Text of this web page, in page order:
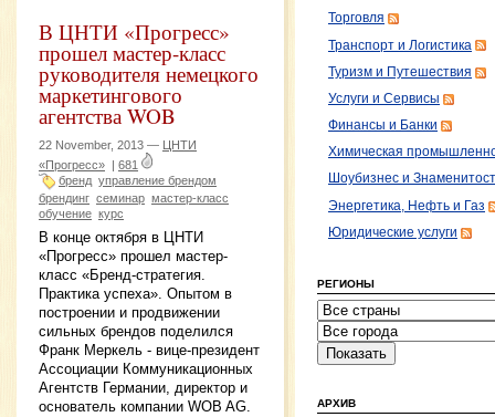
В ЦНТИ «Прогресс»
прошел мастер-класс
руководителя немецкого
маркетингового
агентства WOB
22 November, 2013 — ЦНТИ
«Прогресс» | 681
бренд управление брендом
брендинг семинар мастер-класс
обучение курс
В конце октября в ЦНТИ
«Прогресс» прошел мастер-
класс «Бренд-стратегия.
Практика успеха». Опытом в
построении и продвижении
сильных брендов поделился
Франк Меркель - вице-президент
Ассоциации Коммуникационных
Агентств Германии, директор и
основатель компании WOB AG.
Торговля
Транспорт и Логистика
Туризм и Путешествия
Услуги и Сервисы
Финансы и Банки
Химическая
Шоубизнес и
Энергетика, Нефть и Газ
Юридические услуги
РЕГИОНЫ
АРХИВ